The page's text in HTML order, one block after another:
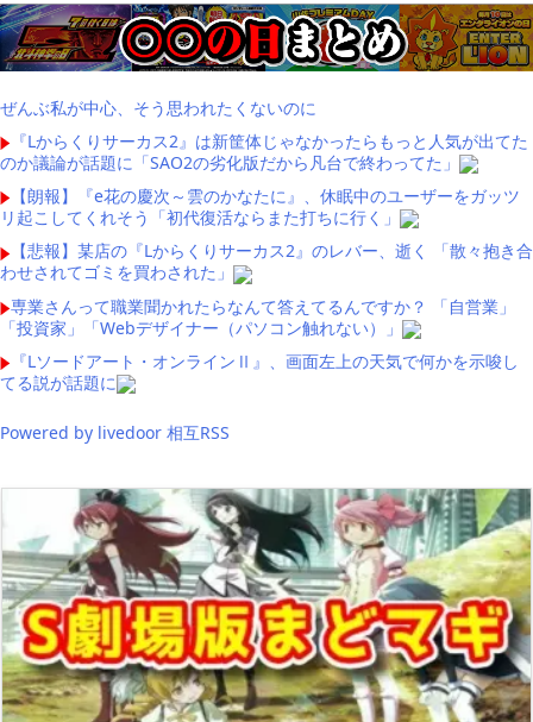
ぜんぶ私が中心、そう思われたくないのに
『Lからくりサーカス2』は新筐体じゃなかったらもっと人気が出てた
のか議論が話題に「SAO2の劣化版だから凡台で終わってた」
【朗報】『e花の慶次～雲のかなたに』、休眠中のユーザーをガッツ
リ起こしてくれそう「初代復活ならまた打ちに行く」
【悲報】某店の『Lからくりサーカス2』のレバー、逝く 「散々抱き合
わせされてゴミを買わされた」
専業さんって職業聞かれたらなんて答えてるんですか？ 「自営業」
「投資家」「Webデザイナー（パソコン触れない）」
『Lソードアート・オンラインⅡ』、画面左上の天気で何かを示唆し
てる説が話題に
Powered by livedoor 相互RSS